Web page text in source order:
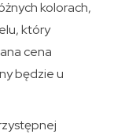
kolorach,
który
cena
będzie u